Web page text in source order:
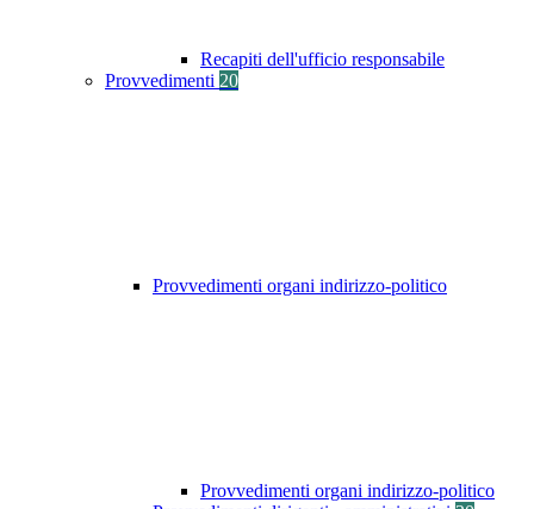
Recapiti dell'ufficio responsabile
Provvedimenti 20
Provvedimenti organi indirizzo-politico
Provvedimenti organi indirizzo-politico